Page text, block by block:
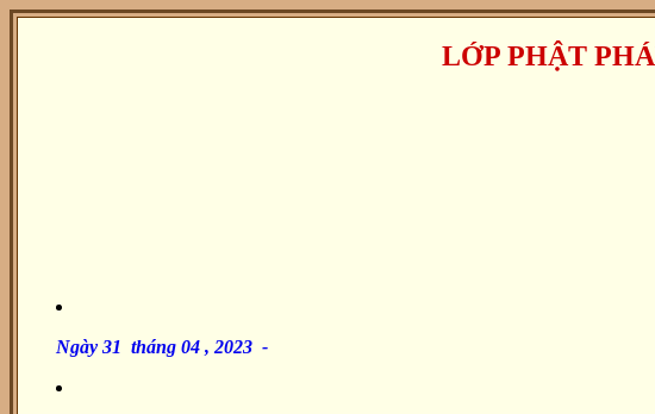
LỚP PHẬT
Ngày 31 tháng 04 , 2023 -